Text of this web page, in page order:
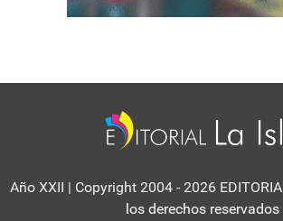
Año XXII | Copyright 2004 - 2026
los derechos reservados